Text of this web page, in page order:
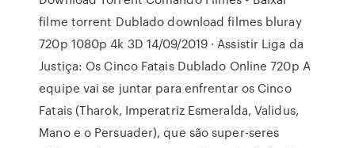
filme torrent Dublado download filmes bluray
720p 1080p 4k 3D 14/09/2019 · Assistir Liga da
Justiça: Os Cinco Fatais Dublado Online 720p A
equipe vai se juntar para enfrentar os Cinco
Fatais (Tharok, Imperatriz Esmeralda, Validus,
Mano e o Persuader), que são super-seres